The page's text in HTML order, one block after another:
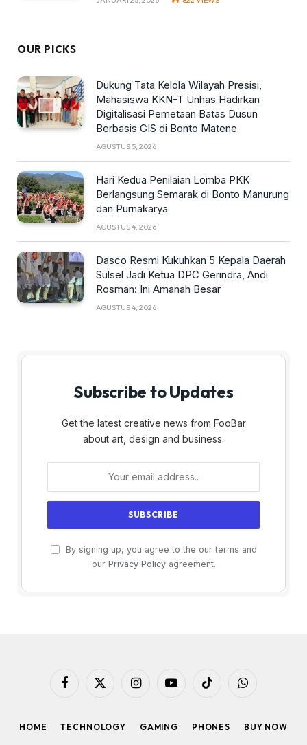
OUR PICKS
Dukung Tata Kelola Wilayah Presisi,
Mahasiswa KKN-T Unhas Hadirkan
Digitalisasi Pemetaan Batas Dusun
Berbasis GIS di Bonto Matene
AGUSTUS 5, 2026
Hari Kedua Penilaian Lomba PKK
Berlangsung Semarak di Bonto Manurung
dan Purnakarya
AGUSTUS 4, 2026
Dasco Resmi Kukuhkan 5 Kepala Daerah
Sulsel Jadi Ketua DPC Gerindra, Andi
Rosman: Ini Amanah Besar
AGUSTUS 4, 2026
Subscribe to Updates
Get the latest creative news from FooBar
about art, design and business.
By signing up, you agree to the our terms and
our Privacy Policyagreement.
Facebook
X
InstagramYouTubeTikTok WhatsApp
HOME TECHNOLOGY GAMING PHONES BUY NOW